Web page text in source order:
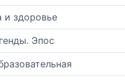
и здоровье
Эпос